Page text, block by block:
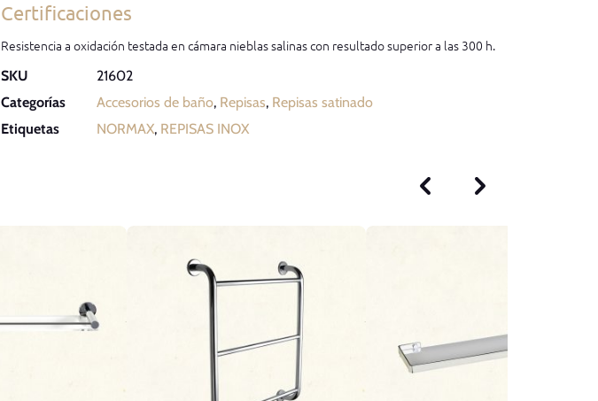
Certificaciones
Resistencia a oxidación testada en cámara nieblas salinas con resultado superior a las 300 h.
SKU
21602
Categorías
Accesorios de baño, Repisas, Repisas satinado
Etiquetas
NORMAX, REPISAS INOX